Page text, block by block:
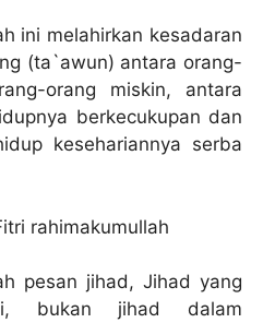
ini melahirkan kesadaran
(ta`awun) antara orang-
orang miskin, antara
berkecukupan dan
kesehariannya serba
rahimakumullah
pesan jihad, Jihad yang
bukan jihad dalam